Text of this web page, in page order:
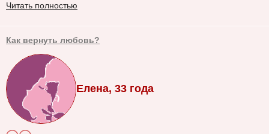
Читать полностью
Как вернуть любовь?
Елена, 33 года